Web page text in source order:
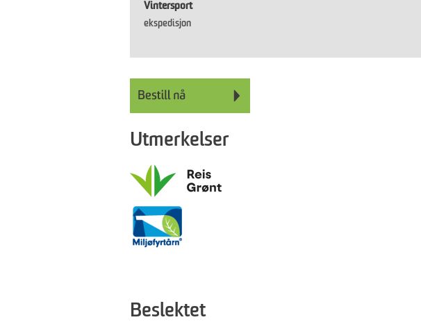
Vintersport
ekspedisjon
Utmerkelser
Beslektet